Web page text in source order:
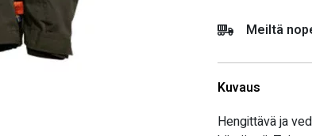
Meiltä
Kuvaus
Hengittävä ja